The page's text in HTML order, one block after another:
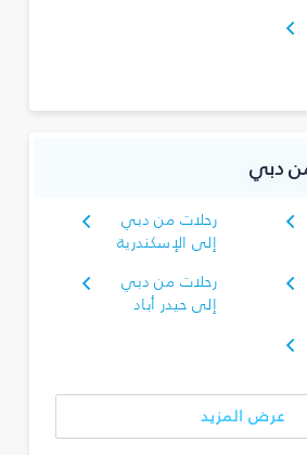
دبي
رحلات من دبي
إلى الإسكندرية
رحلات من دبي
إلى حيدر أباد
عرض المزيد